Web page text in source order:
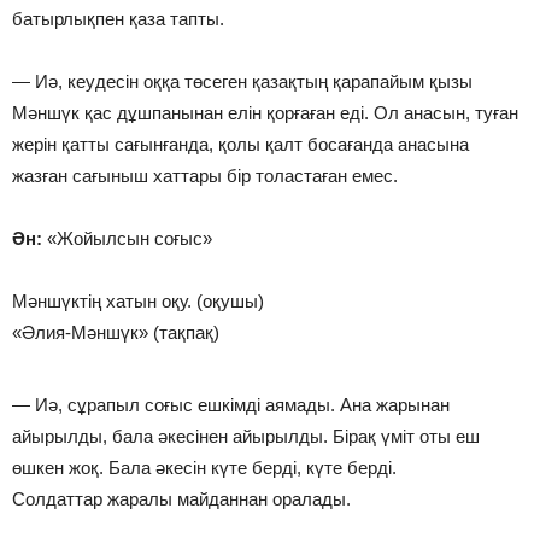
батырлықпен қаза тапты.
— Иә, кеудесін оққа төсеген қазақтың қарапайым қызы
Мәншүк қас дұшпанынан елін қорғаған еді. Ол анасын, туған
жерін қатты сағынғанда, қолы қалт босағанда анасына
жазған сағыныш хаттары бір толастаған емес.
Ән: «Жойылсын соғыс»
Мәншүктің хатын оқу. (оқушы)
«Әлия-Мәншүк» (тақпақ)
— Иә, сұрапыл соғыс ешкімді аямады. Ана жарынан
айырылды, бала әкесінен айырылды. Бірақ үміт оты еш
өшкен жоқ. Бала әкесін күте берді, күте берді.
Солдаттар жаралы майданнан оралады.